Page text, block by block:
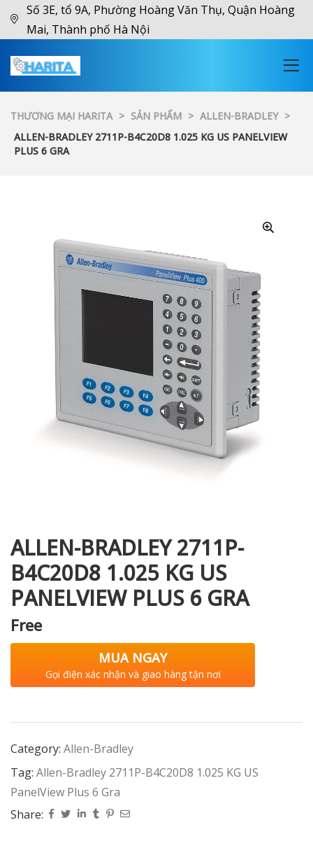
Số 3E, tổ 9A, Phường Hoàng Văn Thụ, Quận Hoàng
Mai, Thành phố Hà Nội
THƯƠNG MẠI HARITA > SẢN PHẨM > ALLEN-BRADLEY >
ALLEN-BRADLEY 2711P-B4C20D8 1.025 KG US PANELVIEW
PLUS 6 GRA
ALLEN-BRADLEY 2711P-
B4C20D8 1.025 KG US
PANELVIEW PLUS 6 GRA
Free
MUA NGAY
Gọi điện xác nhận và giao hàng tận nơi
Category: Allen-Bradley
Tag: Allen-Bradley 2711P-B4C20D8 1.025 KG US
PanelView Plus 6 Gra
Share: